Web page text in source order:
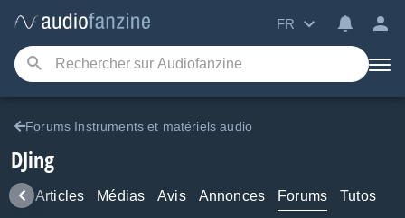
FR
Forums Instruments et matériels audio
DJing
Articles Médias Avis Annonces Forums Tutos